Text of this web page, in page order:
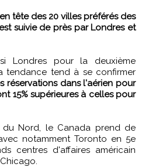
tête des 20 villes préférés des
suivie de près par Londres et
Londres pour la deuxième
tendance tend à se confirmer
réservations dans l'aérien pour
15% supérieures à celles pour
du Nord, le Canada prend de
notamment Toronto en 5e
centres d'affaires américain